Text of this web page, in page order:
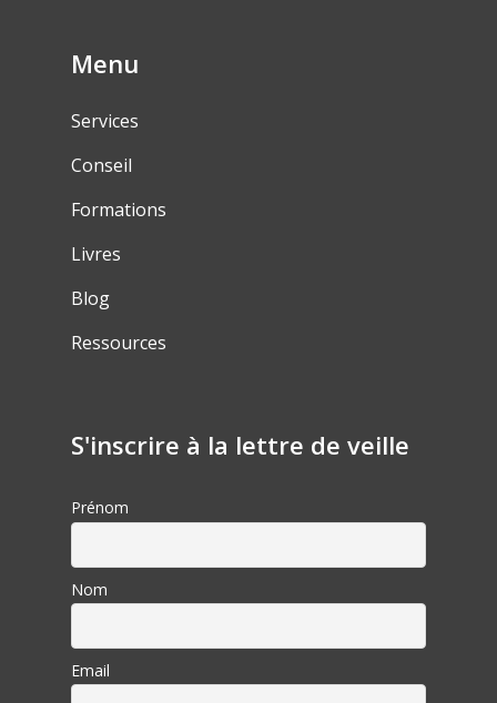
Menu
Services
Conseil
Formations
Livres
Blog
Ressources
S'inscrire à la lettre de veille
Prénom
Nom
Email